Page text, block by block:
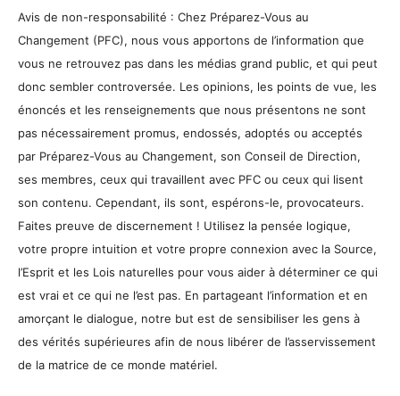
Avis de non-responsabilité : Chez Préparez-Vous au
Changement (PFC), nous vous apportons de l’information que
vous ne retrouvez pas dans les médias grand public, et qui peut
donc sembler controversée. Les opinions, les points de vue, les
énoncés et les renseignements que nous présentons ne sont
pas nécessairement promus, endossés, adoptés ou acceptés
par Préparez-Vous au Changement, son Conseil de Direction,
ses membres, ceux qui travaillent avec PFC ou ceux qui lisent
son contenu. Cependant, ils sont, espérons-le, provocateurs.
Faites preuve de discernement ! Utilisez la pensée logique,
votre propre intuition et votre propre connexion avec la Source,
l’Esprit et les Lois naturelles pour vous aider à déterminer ce qui
est vrai et ce qui ne l’est pas. En partageant l’information et en
amorçant le dialogue, notre but est de sensibiliser les gens à
des vérités supérieures afin de nous libérer de l’asservissement
de la matrice de ce monde matériel.